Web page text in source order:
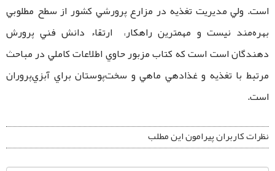
است. ولي مديريت تغذيه در مزارع پرورشي كشور از سطح مطلوبي
بهره‌مند نيست و مهمترين راهكار، ارتقاء دانش فني پرورش
دهندگان است است كه كتاب مزبور حاوي اطلاعات كاملي در مباحث
مرتبط با تغذيه و غذادهي ماهي و سخت‌پوستان براي آبزي‌پروران
است.
نظرات کاربران پیرامون این مطلب